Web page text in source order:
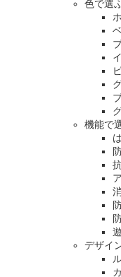
色で選
機能で
デザイ